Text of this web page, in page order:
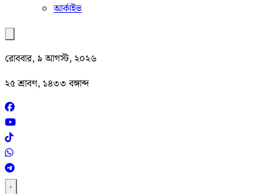
আর্কাইভ
রোববার, ৯ আগস্ট, ২০২৬
২৫ শ্রাবণ, ১৪৩৩ বঙ্গাব্দ